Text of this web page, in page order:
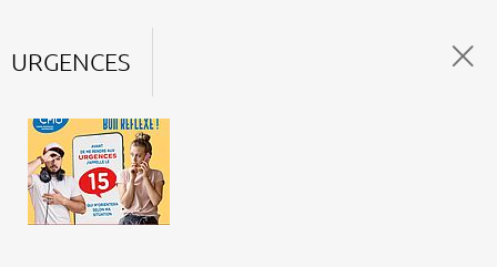
URGENCES